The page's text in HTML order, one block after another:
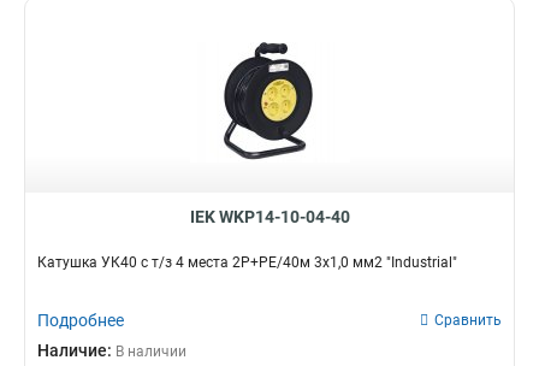
IEK WKP14-10-04-40
Катушка УК40 с т/з 4 места 2Р+PЕ/40м 3х1,0 мм2 "Industrial"
Подробнее Сравнить
Наличие: В наличии